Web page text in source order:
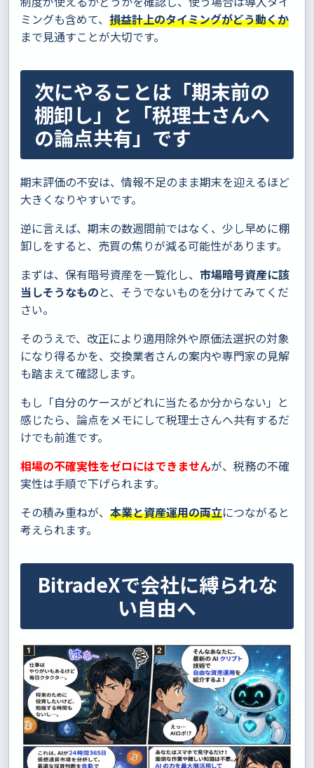
ミングも含めて、 損益計上のタイミングがどう動くか
まで見通すことが大切です。
次にやることは「期末前の
棚卸し」と「税理士さんへ
の論点共有」です
期末評価の不安は、情報不足のまま期末を迎えるほど
大きくなりやすいです。
逆に言えば、期末の数週間前ではなく、少し早めに棚
卸しをすると、売買の焦りが減る可能性があります。
まずは、保有暗号資産を一覧化し、 市場暗号資産に該
当しそうなものと、そうでないものを分けてみてくだ
さい。
そのうえで、改正により適用除外や原価法選択の対象
になり得るかを、交換業者さんの案内や専門家の見解
も踏まえて確認します。
もし「自分のケースがどれに当たるか分からない」と
感じたら、論点をメモにして税理士さんへ共有するだ
けでも前進です。
相場の不確実性をゼロにはできませんが、税務の不確
実性は手順で下げられます。
その積み重ねが、 本業と資産運用の両立につながると
考えられます。
BitradeXで会社に縛られな
い自由へ